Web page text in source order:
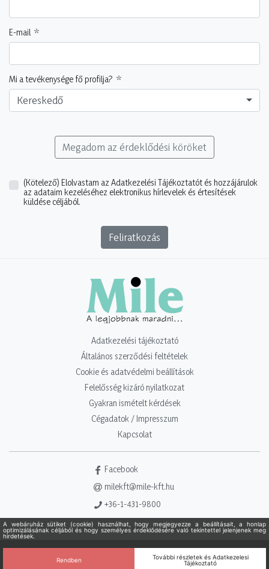
E-mail
Mi a tevékenysége fő profilja?
Kereskedő
Megadom az érdeklődési köröket
(Kötelező) Elolvastam az Adatkezelési Tájékoztatót és hozzájárulok
az adataim kezeléséhez elektronikus hírlevelek és értesítések
küldése céljából.
Feliratkozás
Adatkezelési tájékoztató
Általános szerződési feltételek
Cookie és adatvédelmi beállítások
Felelősség kizáró nyilatkozat
Gyakran ismételt kérdések
Cégadatok / Impresszum
Kapcsolat
Facebook
milekft@mile-kft.hu
+36-1-431-9800
Copyright 2021 - 2026. Mile Kft. Minden jog fenntartva!Powered